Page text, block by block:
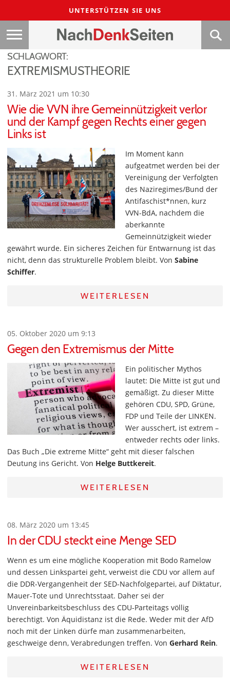
UNTERSTÜTZEN SIE UNS
SCHLAGWORT:
EXTREMISMUSTHEORIE
31. März 2021 um 10:30
Wie die VVN ihre Gemeinnützigkeit verlor
und der Kampf gegen Rechts einer gegen
Links ist
Im Moment kann
aufgeatmet werden bei der
Vereinigung der Verfolgten
des Naziregimes/Bund der
Antifaschist*nnen, kurz
VVN-BdA, nachdem die
aberkannte
Gemeinnützigkeit wieder
gewährt wurde. Ein sicheres Zeichen für Entwarnung ist das
nicht, denn das strukturelle Problem bleibt. Von Sabine
Schiffer.
WEITERLESEN
05. Oktober 2020 um 9:13
Gegen den Extremismus der Mitte
Ein politischer Mythos
lautet: Die Mitte ist gut und
gemäßigt. Zu dieser Mitte
gehören CDU, SPD, Grüne,
FDP und Teile der LINKEN.
Wer ausschert, ist extrem –
entweder rechts oder links.
Das Buch „Die extreme Mitte“ geht mit dieser falschen
Deutung ins Gericht. Von Helge Buttkereit.
WEITERLESEN
08. März 2020 um 13:45
In der CDU steckt eine Menge SED
Wenn es um eine mögliche Kooperation mit Bodo Ramelow
und dessen Linkspartei geht, verweist die CDU vor allem auf
die DDR-Vergangenheit der SED-Nachfolgepartei, auf Diktatur,
Mauer-Tote und Unrechtsstaat. Daher sei der
Unvereinbarkeitsbeschluss des CDU-Parteitags völlig
berechtigt. Von Äquidistanz ist die Rede. Weder mit der AfD
noch mit der Linken dürfe man zusammenarbeiten,
geschweige denn, Verabredungen treffen. Von Gerhard Rein.
WEITERLESEN